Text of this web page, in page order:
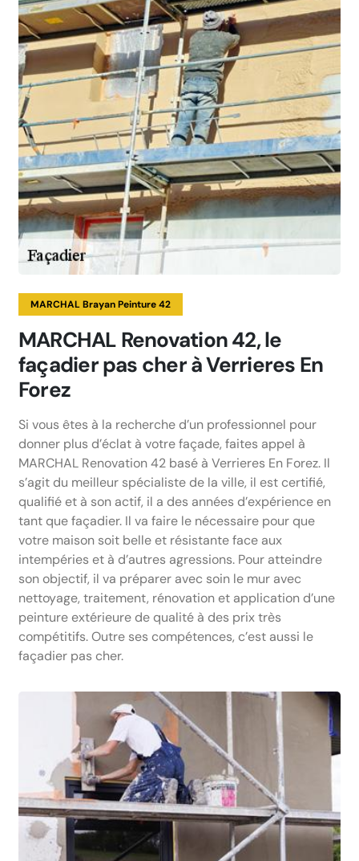
MARCHAL Brayan Peinture 42
MARCHAL Renovation 42, le
façadier pas cher à Verrieres En
Forez
Si vous êtes à la recherche d’un professionnel pour
donner plus d’éclat à votre façade, faites appel à
MARCHAL Renovation 42 basé à Verrieres En Forez. Il
s’agit du meilleur spécialiste de la ville, il est certifié,
qualifié et à son actif, il a des années d’expérience en
tant que façadier. Il va faire le nécessaire pour que
votre maison soit belle et résistante face aux
intempéries et à d’autres agressions. Pour atteindre
son objectif, il va préparer avec soin le mur avec
nettoyage, traitement, rénovation et application d’une
peinture extérieure de qualité à des prix très
compétitifs. Outre ses compétences, c’est aussi le
façadier pas cher.